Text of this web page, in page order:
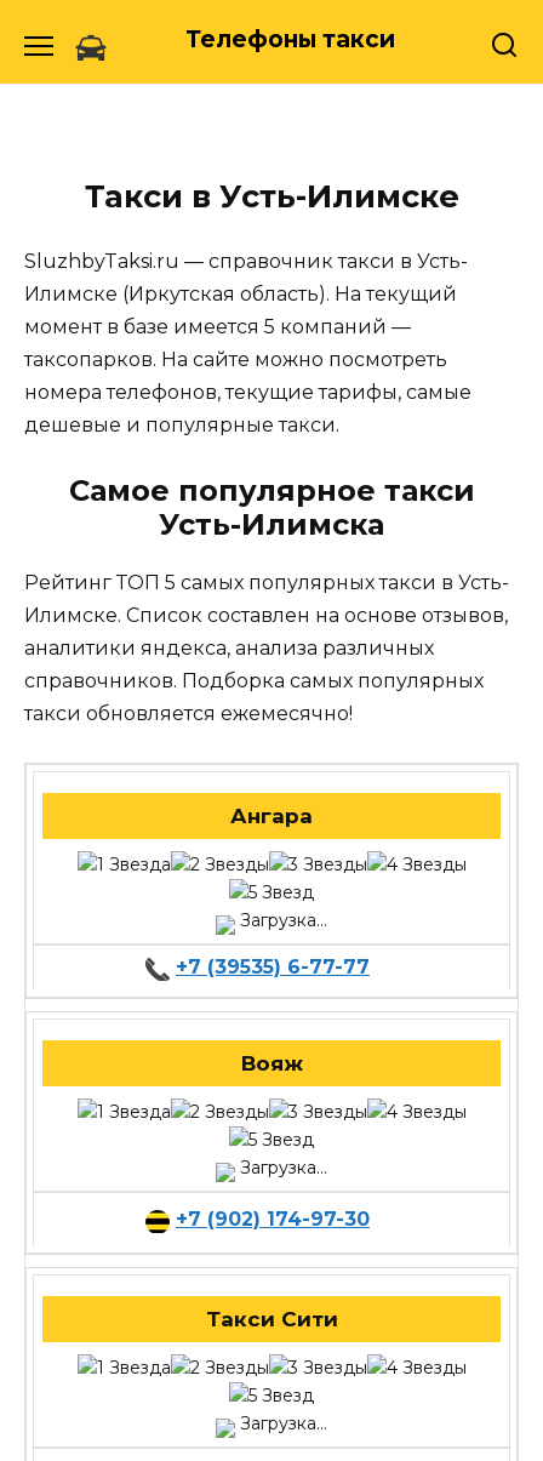
Телефоны такси
Такси в Усть-Илимске
SluzhbyTaksi.ru — справочник такси в Усть-
Илимске (Иркутская область). На текущий
момент в базе имеется 5 компаний —
таксопарков. На сайте можно посмотреть
номера телефонов, текущие тарифы, самые
дешевые и популярные такси.
Самое популярное такси
Усть-Илимска
Рейтинг ТОП 5 самых популярных такси в Усть-
Илимске. Список составлен на основе отзывов,
аналитики яндекса, анализа различных
справочников. Подборка самых популярных
такси обновляется ежемесячно!
Ангара
Загрузка...
+7 (39535) 6-77-77
Вояж
Загрузка...
+7 (902) 174-97-30
Такси Сити
Загрузка...